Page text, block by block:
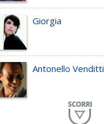
Giorgia
Antonello Venditti
Planet Funk